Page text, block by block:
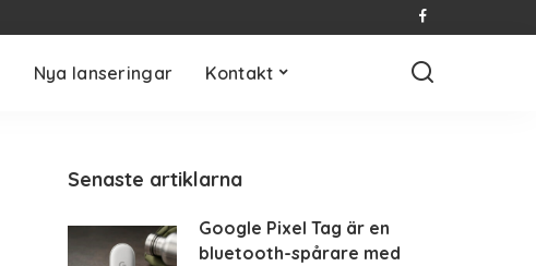
Nya lanseringar Kontakt
Senaste artiklarna
Google Pixel Tag är en
bluetooth-spårare med